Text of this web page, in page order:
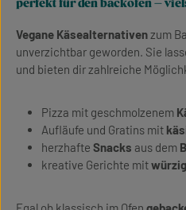
perfekt für den backofen –
Vegane Käsealternativenzum
unverzichtbar geworden. Sie
und bieten dir zahlreiche
Pizza mit geschmolzenem
Aufläufe und Gratins mit
herzhafte Snacks aus dem
kreative Gerichte mit